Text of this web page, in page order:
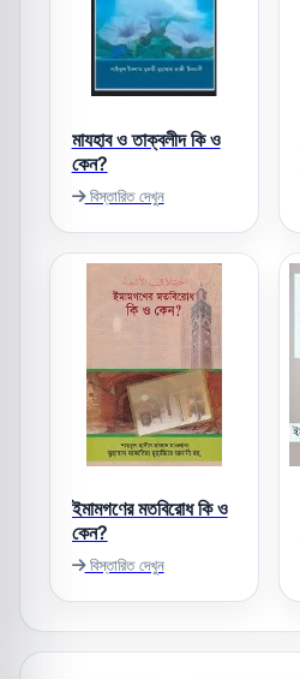
মাযহাব ও তাক্বলীদ কি ও
কেন?
বিস্তারিত দেখুন
ইমামগণের মতবিরোধ কি ও
কেন?
বিস্তারিত দেখুন